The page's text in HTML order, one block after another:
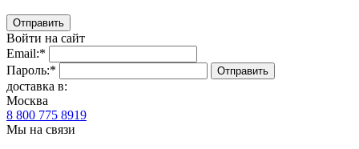
Войти на сайт
Email:*
Пароль:*
доставка в:
Москва
8 800 775 8919
Мы на связи